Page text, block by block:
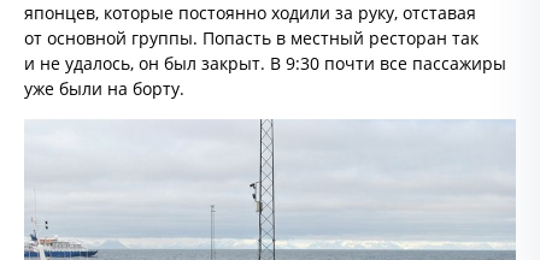
японцев, которые постоянно ходили за руку, отставая
от основной группы. Попасть в местный ресторан так
и не удалось, он был закрыт. В 9:30 почти все пассажиры
уже были на борту.